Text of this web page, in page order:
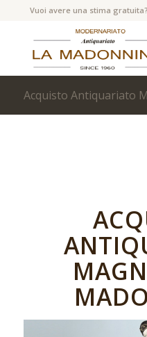
Vuoi avere una stima
Acquisto Antiquariato